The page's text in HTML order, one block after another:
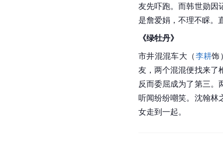
友先吓跑。而韩世勋因
是詹爱娟，不理不睬。
《绿牡丹》
市井混混车大（李耕饰
友，两个混混便找来了
反而委屈成为了第三。
听闻纷纷嘲笑。沈翰林
女走到一起。